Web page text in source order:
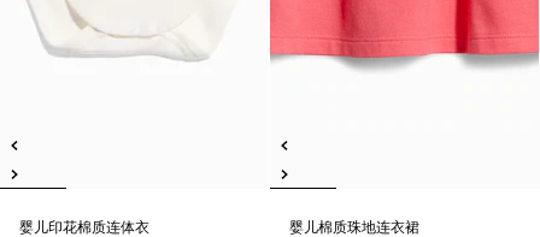
婴儿印花棉质连体衣
婴儿棉质珠地连衣裙